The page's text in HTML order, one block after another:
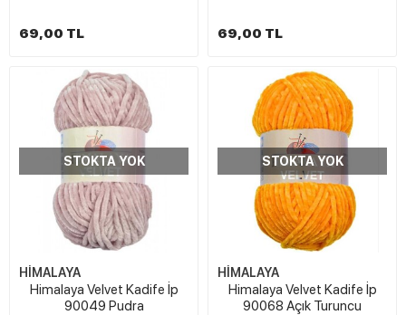
69,00 TL 69,00 TL
STOKTA YOK
HİMALAYA
Himalaya Velvet Kadife İp
90049 Pudra
STOKTA YOK
HİMALAYA
Himalaya Velvet Kadife İp
90068 Açık Turuncu